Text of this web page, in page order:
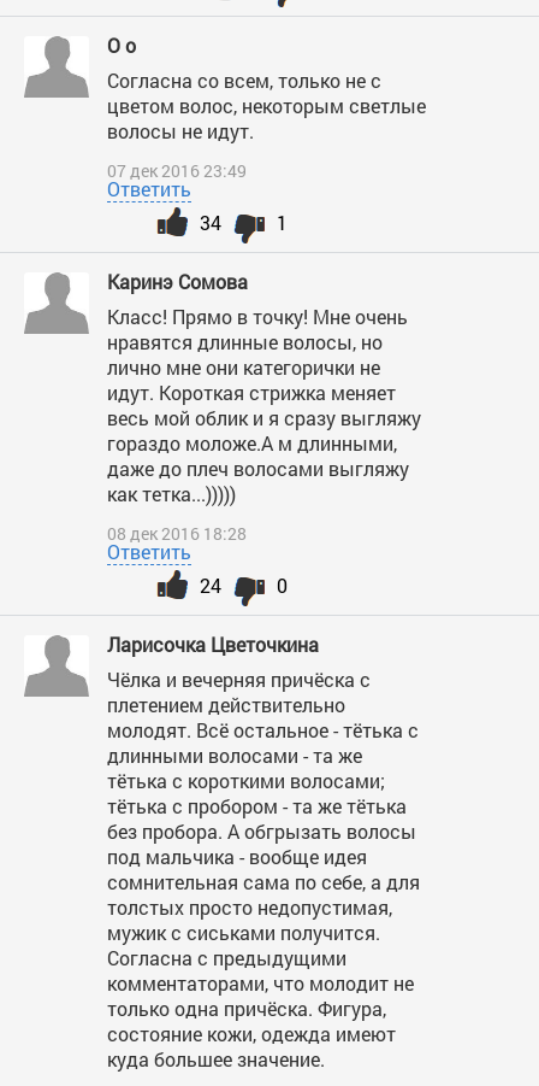
O o
Согласна со всем, только не с
цветом волос, некоторым светлые
волосы не идут.
07 дек 2016 23:49
Ответить
1
34
Каринэ Сомова
Класс! Прямо в точку! Мне очень
нравятся длинные волосы, но
лично мне они категорички не
идут. Короткая стрижка меняет
весь мой облик и я сразу выгляжу
гораздо моложе.А м длинными,
даже до плеч волосами выгляжу
как тетка...)))))
08 дек 2016 18:28
Ответить
0
24
Ларисочка Цветочкина
Чёлка и вечерняя причёска с
плетением действительно
молодят. Всё остальное - тётька с
длинными волосами - та же
тётька с короткими волосами;
тётька с пробором - та же тётька
без пробора. А обгрызать волосы
под мальчика - вообще идея
сомнительная сама по себе, а для
толстых просто недопустимая,
мужик с сиськами получится.
Согласна с предыдущими
комментаторами, что молодит не
только одна причёска. Фигура,
состояние кожи, одежда имеют
куда большее значение.